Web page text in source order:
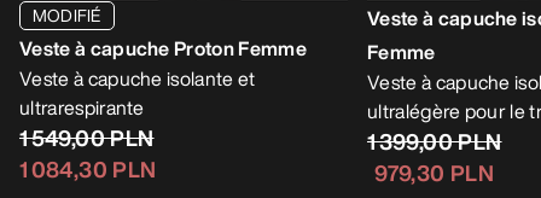
MODIFIÉ
Veste à capuche Proton Femme
Veste à capuche isolante et
ultrarespirante
1 549,00 PLN
1 084,30 PLN
Veste à capuche
Femme
Veste à capuche
ultralégère pour le
1 399,00 PLN
979,30 PLN